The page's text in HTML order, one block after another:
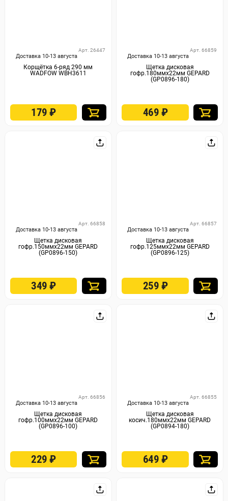
Доставка 10-13 августа
Арт. 26447
Корщётка 6-ряд 290 мм
WADFOW WBH3611
179₽
Доставка 10-13 августа
Арт. 66859
Щетка дисковая
гофр.180ммх22мм GEPARD
(GP0896-180)
469 ₽
Доставка 10-13 августа
Арт. 66858
Щетка дисковая
гофр.150ммх22мм GEPARD
(GP0896-150)
349₽
Доставка 10-13 августа
Арт. 66857
Щетка дисковая
гофр.125ммх22мм GEPARD
(GP0896-125)
259 ₽
Доставка 10-13 августа
Арт. 66856
Щетка дисковая
гофр.100ммх22мм GEPARD
(GP0896-100)
229₽
Доставка 10-13 августа
Арт. 66855
Щетка дисковая
косич.180ммх22мм GEPARD
(GP0894-180)
649 ₽